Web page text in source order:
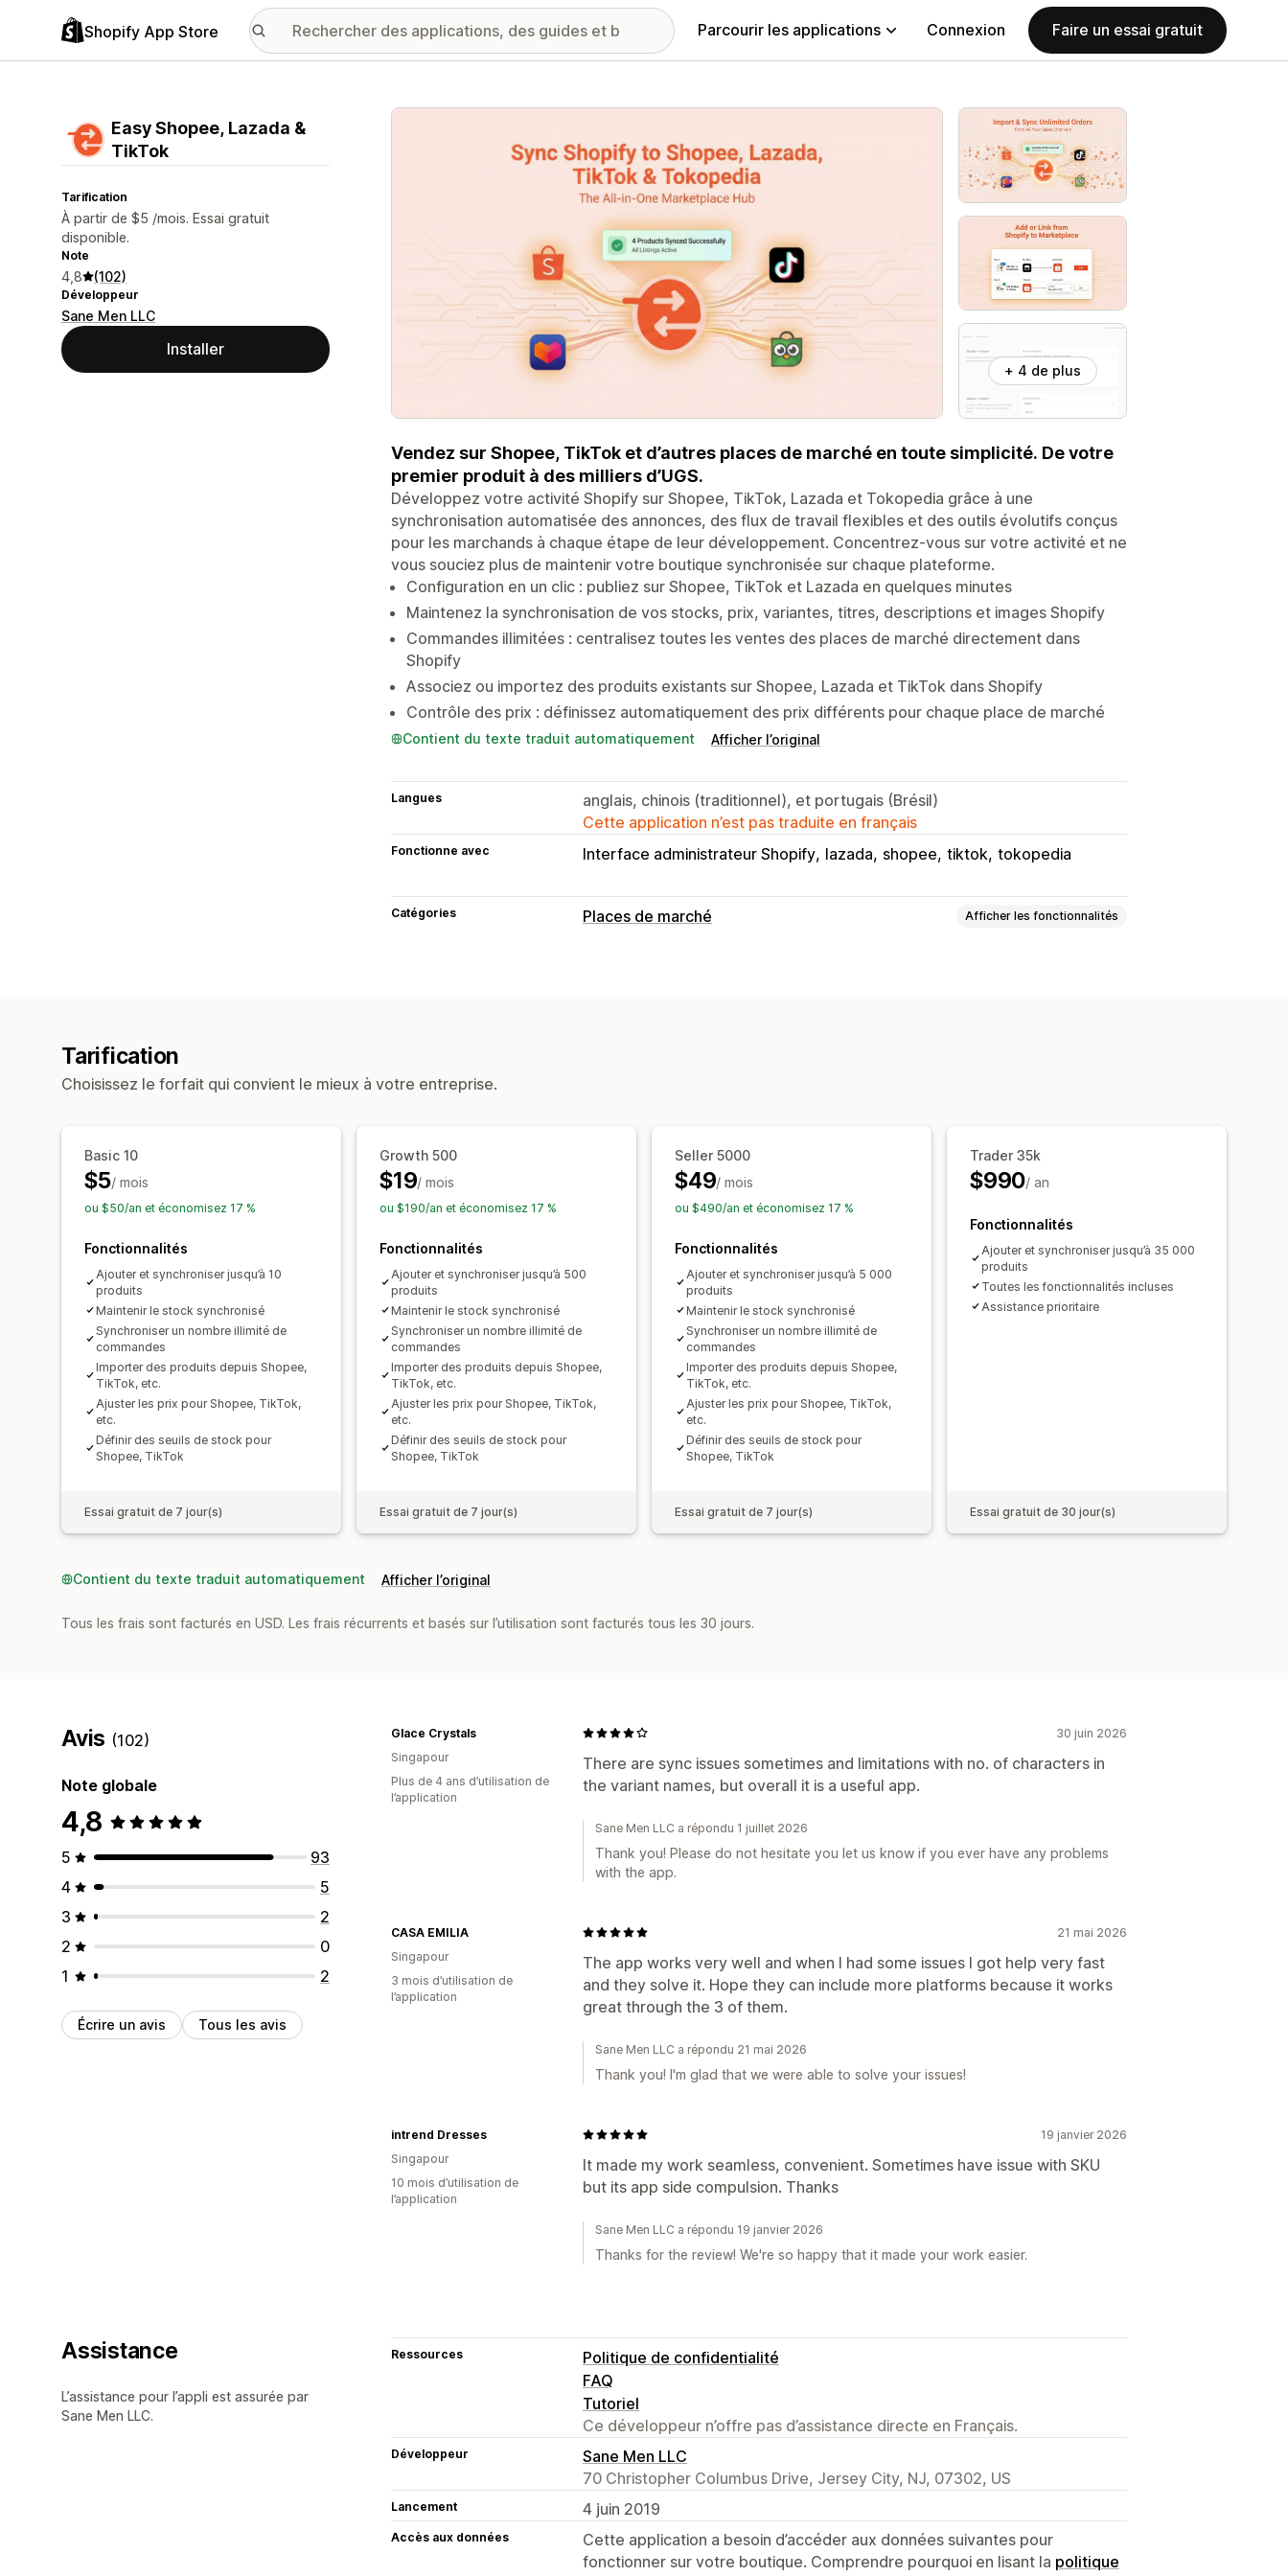
Shopify App Store Parcourir les applications Connexion Faire un essai gratuit
Easy Shopee, Lazada &
TikTok
Tarification
À partir de $5 /mois. Essai gratuit
disponible.
Note
4,8 (102)
Développeur
Sane Men LLC
Installer
Galerie d’images vedette
+ 4 de plus
Vendez sur Shopee, TikTok et d’autres places de marché en toute simplicité. De votre
premier produit à des milliers d’UGS.
Développez votre activité Shopify sur Shopee, TikTok, Lazada et Tokopedia grâce à une
synchronisation automatisée des annonces, des flux de travail flexibles et des outils évolutifs conçus
pour les marchands à chaque étape de leur développement. Concentrez-vous sur votre activité et ne
vous souciez plus de maintenir votre boutique synchronisée sur chaque plateforme.
Configuration en un clic : publiez sur Shopee, TikTok et Lazada en quelques minutes
Maintenez la synchronisation de vos stocks, prix, variantes, titres, descriptions et images Shopify
Commandes illimitées : centralisez toutes les ventes des places de marché directement dans
Shopify
Associez ou importez des produits existants sur Shopee, Lazada et TikTok dans Shopify
Contrôle des prix : définissez automatiquement des prix différents pour chaque place de marché
Contient du texte traduit automatiquement Afficher l’original
Langues
anglais, chinois (traditionnel), et portugais (Brésil)
Cette application n’est pas traduite en français
Fonctionne avec Interface administrateur Shopify lazada shopee tiktok tokopedia
Catégories Places de marché Afficher les fonctionnalités
Tarification
Choisissez le forfait qui convient le mieux à votre entreprise.
Basic 10
$5/ mois
ou $50/an et économisez 17 %
Fonctionnalités
Ajouter et synchroniser jusqu’à 10
produits
Maintenir le stock synchronisé
Synchroniser un nombre illimité de
commandes
Importer des produits depuis Shopee,
TikTok, etc.
Ajuster les prix pour Shopee, TikTok,
etc.
Définir des seuils de stock pour
Shopee, TikTok
Essai gratuit de 7 jour(s)
Growth 500
$19/ mois
ou $190/an et économisez 17 %
Fonctionnalités
Ajouter et synchroniser jusqu’à 500
produits
Maintenir le stock synchronisé
Synchroniser un nombre illimité de
commandes
Importer des produits depuis Shopee,
TikTok, etc.
Ajuster les prix pour Shopee, TikTok,
etc.
Définir des seuils de stock pour
Shopee, TikTok
Essai gratuit de 7 jour(s)
Seller 5000
$49/ mois
ou $490/an et économisez 17 %
Fonctionnalités
Ajouter et synchroniser jusqu’à 5 000
produits
Maintenir le stock synchronisé
Synchroniser un nombre illimité de
commandes
Importer des produits depuis Shopee,
TikTok, etc.
Ajuster les prix pour Shopee, TikTok,
etc.
Définir des seuils de stock pour
Shopee, TikTok
Essai gratuit de 7 jour(s)
Trader 35k
$990/ an
Fonctionnalités
Ajouter et synchroniser jusqu’à 35 000
produits
Toutes les fonctionnalités incluses
Assistance prioritaire
Essai gratuit de 30 jour(s)
Contient du texte traduit automatiquement Afficher l’original
Tous les frais sont facturés en USD. Les frais récurrents et basés sur l’utilisation sont facturés tous les 30 jours.
Avis (102)
Note globale
4,8
5
93
4
5
3
2
2
0
1
2
Écrire un avis Tous les avis
30 juin 2026
There are sync issues sometimes and limitations with no. of characters in
the variant names, but overall it is a useful app.
Glace Crystals
Singapour
Plus de 4 ans d’utilisation de
l’application
Sane Men LLC a répondu 1 juillet 2026
Thank you! Please do not hesitate you let us know if you ever have any problems
with the app.
21 mai 2026
The app works very well and when I had some issues I got help very fast
and they solve it. Hope they can include more platforms because it works
great through the 3 of them.
CASA EMILIA
Singapour
3 mois d’utilisation de
l’application
Sane Men LLC a répondu 21 mai 2026
Thank you! I'm glad that we were able to solve your issues!
19 janvier 2026
It made my work seamless, convenient. Sometimes have issue with SKU
but its app side compulsion. Thanks
intrend Dresses
Singapour
10 mois d’utilisation de
l’application
Sane Men LLC a répondu 19 janvier 2026
Thanks for the review! We're so happy that it made your work easier.
Assistance
L’assistance pour l’appli est assurée par
Sane Men LLC.
Ressources
Politique de confidentialité
FAQ
Tutoriel
Ce développeur n’offre pas d’assistance directe en Français.
Développeur
Sane Men LLC
70 Christopher Columbus Drive, Jersey City, NJ, 07302, US
Lancement 4 juin 2019
Accès aux données
Cette application a besoin d’accéder aux données suivantes pour
fonctionner sur votre boutique. Comprendre pourquoi en lisant la politique